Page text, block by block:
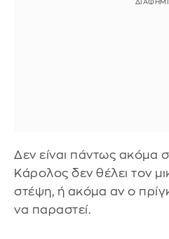
Δεν είναι πάντως ακόμα
Κάρολος δεν θέλει τον
στέψη, ή ακόμα αν ο
να παραστεί.